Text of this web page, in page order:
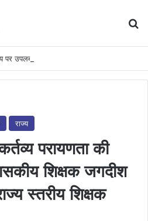
राज्य
परायणता की
शिक्षक जगदीश
स्तरीय शिक्षक